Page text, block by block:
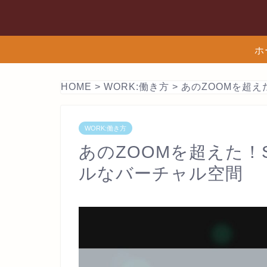
ホ
HOME > WORK:働き方 > あのZOOMを超
WORK:働き方
あのZOOMを超えた
ルなバーチャル空間